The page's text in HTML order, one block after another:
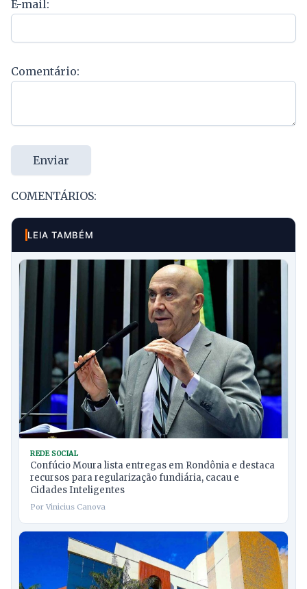
E-mail:
Comentário:
Enviar
COMENTÁRIOS:
LEIA TAMBÉM
REDE SOCIAL
Confúcio Moura lista entregas em Rondônia e destaca
recursos para regularização fundiária, cacau e
Cidades Inteligentes
Por Vinicius Canova